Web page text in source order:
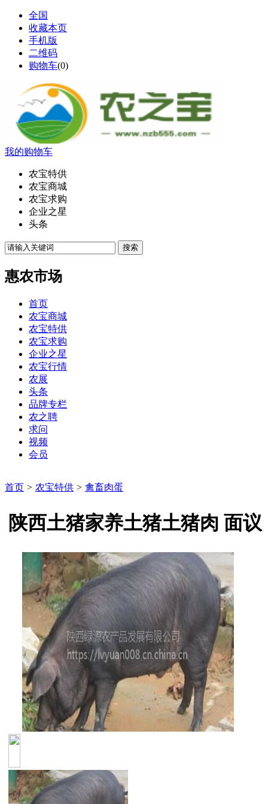
全国
收藏本页
手机版
二维码
购物车(0)
我的购物车
农宝特供
农宝商城
农宝求购
企业之星
头条
惠农市场
首页
农宝商城
农宝特供
农宝求购
企业之星
农宝行情
农展
头条
品牌专栏
农之聘
求问
视频
会员
首页 > 农宝特供 > 禽畜肉蛋
陕西土猪家养土猪土猪肉 面议